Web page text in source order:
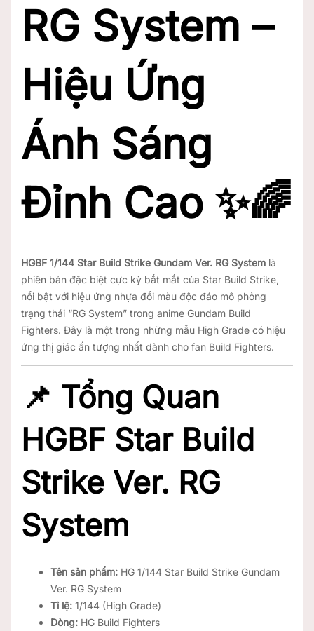
RG System –
Hiệu Ứng
Ánh Sáng
Đỉnh Cao ✨🌈
HGBF 1/144 Star Build Strike Gundam Ver. RG System là
phiên bản đặc biệt cực kỳ bắt mắt của Star Build Strike,
nổi bật với hiệu ứng nhựa đổi màu độc đáo mô phỏng
trạng thái “RG System” trong anime Gundam Build
Fighters. Đây là một trong những mẫu High Grade có hiệu
ứng thị giác ấn tượng nhất dành cho fan Build Fighters.
📌 Tổng Quan
HGBF Star Build
Strike Ver. RG
System
Tên sản phẩm: HG 1/144 Star Build Strike Gundam
Ver. RG System
Tỉ lệ: 1/144 (High Grade)
Dòng: HG Build Fighters